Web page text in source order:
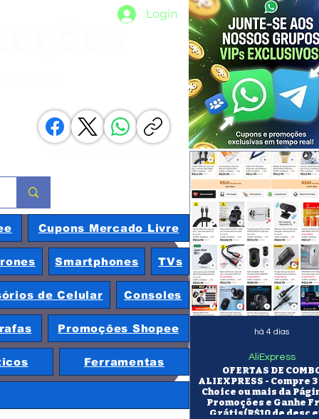
Login
Compartilhe com os amigos
Cupons Mercado Livre
Smartphones TVs
de Celular Consoles
Promoções Shopee
Ferramentas
OFERTAS DE
ALIEXPRESS - Compre
Choice ou mais da
Promoções e Ganhe
Grátis(R$10 de desc
AliExpress
há 4 dias